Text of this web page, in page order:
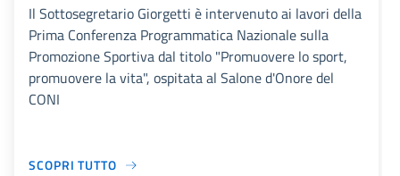
Il Sottosegretario Giorgetti è intervenuto ai lavori della
Prima Conferenza Programmatica Nazionale sulla
Promozione Sportiva dal titolo "Promuovere lo sport,
promuovere la vita", ospitata al Salone d'Onore del
CONI
SCOPRI TUTTO